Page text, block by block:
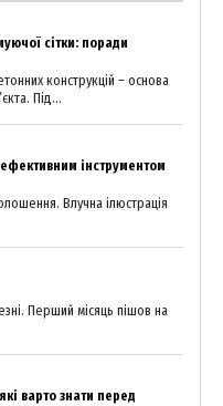
PRO
сітки: поради
конструкцій – основа
Під...
інструментом
Влучна ілюстрація
Перший місяць пішов на
варто знати перед